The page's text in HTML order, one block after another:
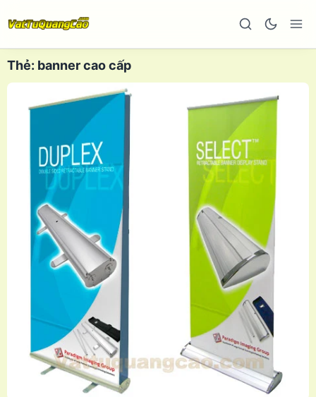
Thẻ: banner cao cấp